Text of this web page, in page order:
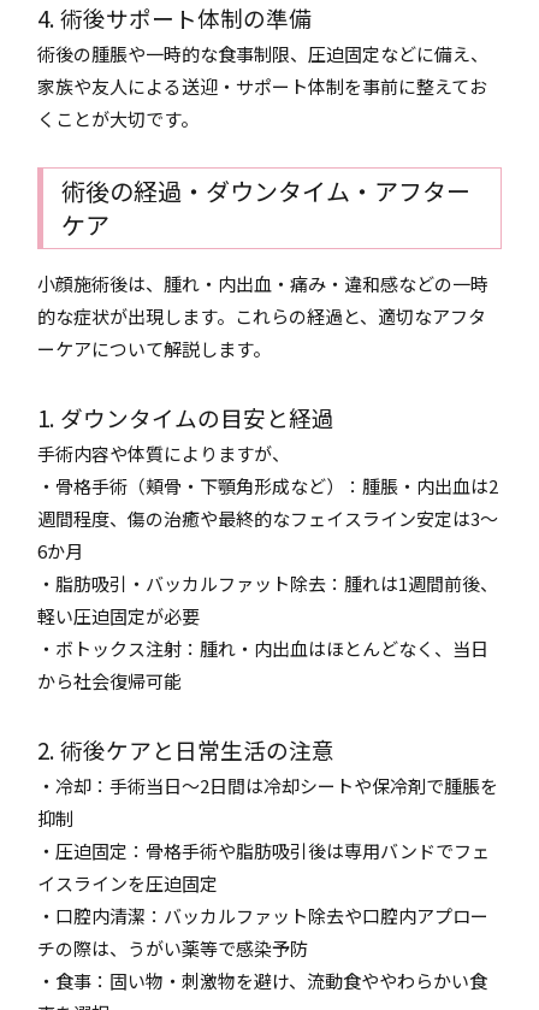
4. 術後サポート体制の準備
術後の腫脹や一時的な食事制限、圧迫固定などに備え、
家族や友人による送迎・サポート体制を事前に整えてお
くことが大切です。
術後の経過・ダウンタイム・アフター
ケア
小顔施術後は、腫れ・内出血・痛み・違和感などの一時
的な症状が出現します。これらの経過と、適切なアフタ
ーケアについて解説します。
1. ダウンタイムの目安と経過
手術内容や体質によりますが、
・骨格手術（頬骨・下顎角形成など）：腫脹・内出血は2
週間程度、傷の治癒や最終的なフェイスライン安定は3〜
6か月
・脂肪吸引・バッカルファット除去：腫れは1週間前後、
軽い圧迫固定が必要
・ボトックス注射：腫れ・内出血はほとんどなく、当日
から社会復帰可能
2. 術後ケアと日常生活の注意
・冷却：手術当日〜2日間は冷却シートや保冷剤で腫脹を
抑制
・圧迫固定：骨格手術や脂肪吸引後は専用バンドでフェ
イスラインを圧迫固定
・口腔内清潔：バッカルファット除去や口腔内アプロー
チの際は、うがい薬等で感染予防
・食事：固い物・刺激物を避け、流動食ややわらかい食